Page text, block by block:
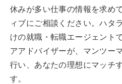
休みが多い仕事の情報を求め
ィブにご相談ください。ハタ
けの就職・転職エージェント
アアドバイザーが、マンツー
行い、あなたの理想にマッチ
す。